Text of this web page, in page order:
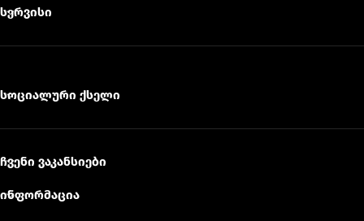
სერვისი
სოციალური ქსელი
ჩვენი ვაკანსიები
ინფორმაცია